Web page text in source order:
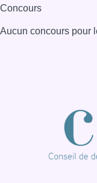
Concours
Aucun concours pour